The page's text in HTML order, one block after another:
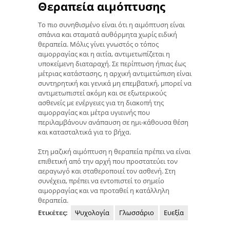
Θεραπεία αιμόπτυσης
Το πιο συνηθισμένο είναι ότι η αιμόπτυση είναι
σπάνια και σταματά αυθόρμητα χωρίς ειδική
θεραπεία. Μόλις γίνει γνωστός ο τόπος
αιμορραγίας και η αιτία, αντιμετωπίζεται η
υποκείμενη διαταραχή. Σε περίπτωση ήπιας έως
μέτριας κατάστασης, η αρχική αντιμετώπιση είναι
συντηρητική και γενικά μη επεμβατική, μπορεί να
αντιμετωπιστεί ακόμη και σε εξωτερικούς
ασθενείς με ενέργειες για τη διακοπή της
αιμορραγίας και μέτρα υγιεινής που
περιλαμβάνουν ανάπαυση σε ημι-κάθουσα θέση
και κατασταλτικά για το βήχα.
Στη μαζική αιμόπτυση η θεραπεία πρέπει να είναι
επιθετική από την αρχή που προστατεύει τον
αεραγωγό και σταθεροποιεί τον ασθενή. Στη
συνέχεια, πρέπει να εντοπιστεί το σημείο
αιμορραγίας και να προταθεί η κατάλληλη
θεραπεία.
Ετικέτες:
Ψυχολογία Γλωσσάριο Ευεξία